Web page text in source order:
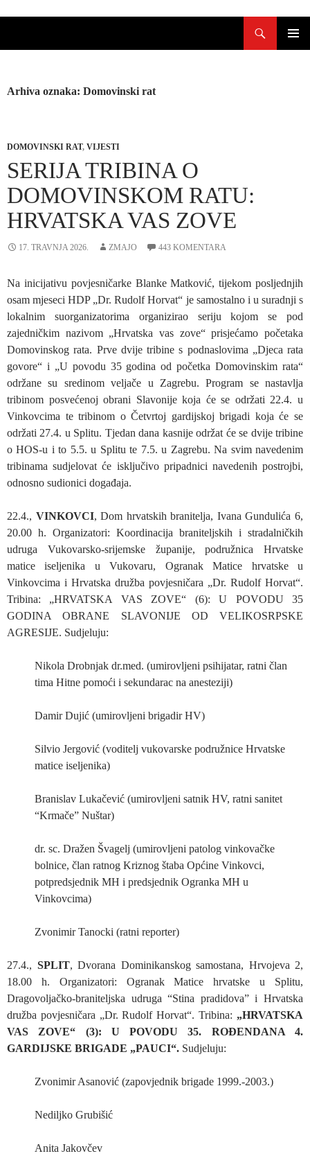
Arhiva oznaka: Domovinski rat
DOMOVINSKI RAT, VIJESTI
SERIJA TRIBINA O
DOMOVINSKOM RATU:
HRVATSKA VAS ZOVE
17. TRAVNJA 2026. ZMAJO 443 KOMENTARA
Na inicijativu povjesničarke Blanke Matković, tijekom posljednjih
osam mjeseci HDP „Dr. Rudolf Horvat“ je samostalno i u suradnji s
lokalnim suorganizatorima organizirao seriju kojom se pod
zajedničkim nazivom „Hrvatska vas zove“ prisjećamo početaka
Domovinskog rata. Prve dvije tribine s podnaslovima „Djeca rata
govore“ i „U povodu 35 godina od početka Domovinskim rata“
održane su sredinom veljače u Zagrebu. Program se nastavlja
tribinom posvećenoj obrani Slavonije koja će se održati 22.4. u
Vinkovcima te tribinom o Četvrtoj gardijskoj brigadi koja će se
održati 27.4. u Splitu. Tjedan dana kasnije održat će se dvije tribine
o HOS-u i to 5.5. u Splitu te 7.5. u Zagrebu. Na svim navedenim
tribinama sudjelovat će isključivo pripadnici navedenih postrojbi,
odnosno sudionici događaja.
22.4., VINKOVCI, Dom hrvatskih branitelja, Ivana Gundulića 6,
20.00 h. Organizatori: Koordinacija braniteljskih i stradalničkih
udruga Vukovarsko-srijemske županije, podružnica Hrvatske
matice iseljenika u Vukovaru, Ogranak Matice hrvatske u
Vinkovcima i Hrvatska družba povjesničara „Dr. Rudolf Horvat“.
Tribina: „HRVATSKA VAS ZOVE“ (6): U POVODU 35
GODINA OBRANE SLAVONIJE OD VELIKOSRPSKE
AGRESIJE. Sudjeluju:
Nikola Drobnjak dr.med. (umirovljeni psihijatar, ratni član
tima Hitne pomoći i sekundarac na anesteziji)
Damir Dujić (umirovljeni brigadir HV)
Silvio Jergović (voditelj vukovarske podružnice Hrvatske
matice iseljenika)
Branislav Lukačević (umirovljeni satnik HV, ratni sanitet
“Krmače” Nuštar)
dr. sc. Dražen Švagelj (umirovljeni patolog vinkovačke
bolnice, član ratnog Kriznog štaba Općine Vinkovci,
potpredsjednik MH i predsjednik Ogranka MH u
Vinkovcima)
Zvonimir Tanocki (ratni reporter)
27.4., SPLIT, Dvorana Dominikanskog samostana, Hrvojeva 2,
18.00 h. Organizatori: Ogranak Matice hrvatske u Splitu,
Dragovoljačko-braniteljska udruga “Stina pradidova” i Hrvatska
družba povjesničara „Dr. Rudolf Horvat“. Tribina: „HRVATSKA
VAS ZOVE“ (3): U POVODU 35. ROĐENDANA 4.
GARDIJSKE BRIGADE „PAUCI“. Sudjeluju:
Zvonimir Asanović (zapovjednik brigade 1999.-2003.)
Nediljko Grubišić
Anita Jakovčev